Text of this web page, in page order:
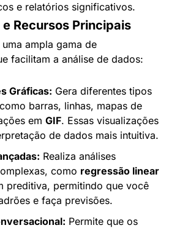
e relatórios significativos.
Recursos Principais
facilitam a análise de dados:
Gráficas: Gera diferentes tipos
barras, linhas, mapas de
em GIF. Essas visualizações
de dados mais intuitiva.
Realiza análises
como regressão linear
preditiva, permitindo que você
e faça previsões.
Permite que os